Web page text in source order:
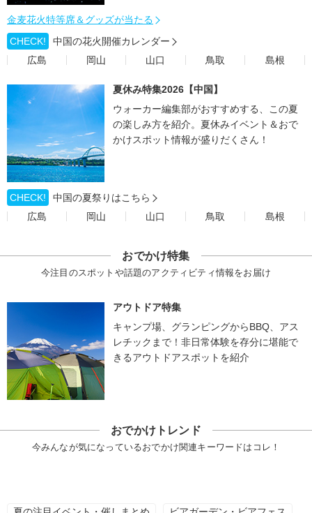
金麦花火特等席＆グッズが当たる
CHECK!
中国の花火開催カレンダー
広島
岡山 山口 鳥取 島根
夏休み特集2026【中国】
ウォーカー編集部がおすすめする、この夏
の楽しみ方を紹介。夏休みイベント＆おで
かけスポット情報が盛りだくさん！
CHECK!
中国の夏祭りはこちら
広島
岡山 山口 鳥取 島根
おでかけ特集
今注目のスポットや話題のアクティビティ情報をお届け
アウトドア特集
キャンプ場、グランピングからBBQ、アス
レチックまで！非日常体験を存分に堪能で
きるアウトドアスポットを紹介
おでかけトレンド
今みんなが気になっているおでかけ関連キーワードはコレ！